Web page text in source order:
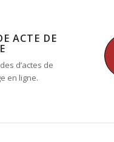
ACTE DE
d’actes de
en ligne.